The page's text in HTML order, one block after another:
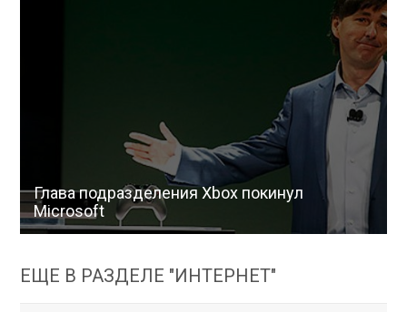
Глава подразделения Xbox покинул
Microsoft
ЕЩЕ В РАЗДЕЛЕ "ИНТЕРНЕТ"